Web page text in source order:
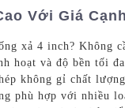
Với Giá
xả 4 inch?
hoạt và độ bền tối
không gỉ chất
phù hợp với nhiều